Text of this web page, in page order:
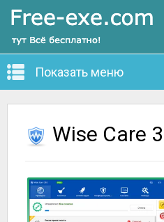
Показать меню
Wise Care